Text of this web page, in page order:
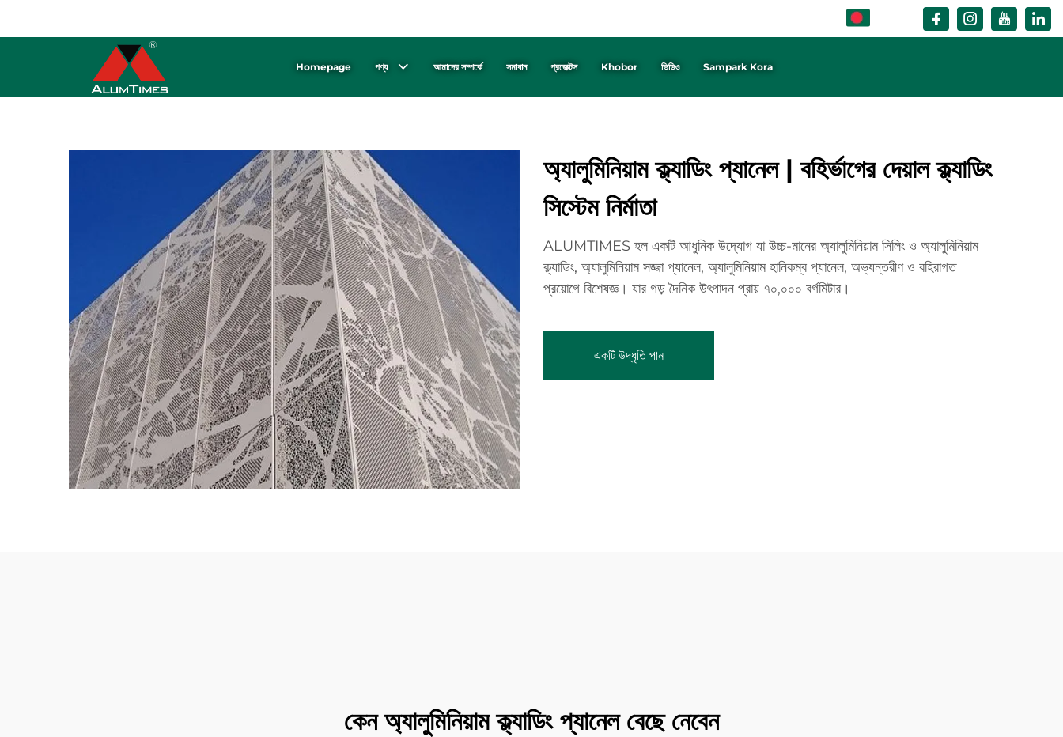
Homepage পণ্য আমাদের সম্পর্কে সমাধান প্রজেক্টস Khobor ভিডিও Sampark Kora
অ্যালুমিনিয়াম ক্ল্যাডিং প্যানেল | বহির্ভাগের দেয়াল ক্ল্যাডিং
সিস্টেম নির্মাতা
ALUMTIMES হল একটি আধুনিক উদ্যোগ যা উচ্চ-মানের অ্যালুমিনিয়াম সিলিং ও অ্যালুমিনিয়াম
ক্ল্যাডিং, অ্যালুমিনিয়াম সজ্জা প্যানেল, অ্যালুমিনিয়াম হানিকম্ব প্যানেল, অভ্যন্তরীণ ও বহিরাগত
প্রয়োগে বিশেষজ্ঞ। যার গড় দৈনিক উৎপাদন প্রায় ৭০,০০০ বর্গমিটার।
একটি উদ্ধৃতি পান
কেন অ্যালুমিনিয়াম ক্ল্যাডিং প্যানেল বেছে নেবেন